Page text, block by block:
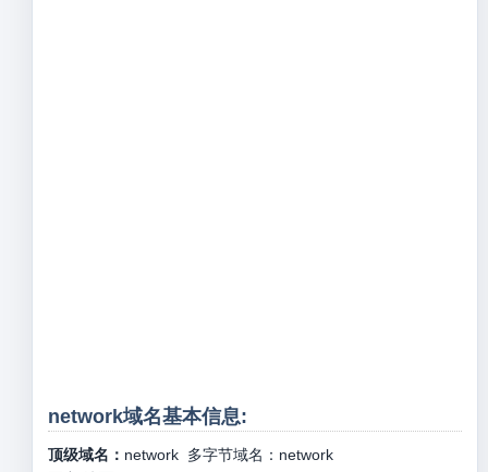
network域名基本信息:
顶级域名： network多字节域名： network